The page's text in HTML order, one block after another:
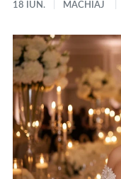
18 IUN.
MACHIAJ